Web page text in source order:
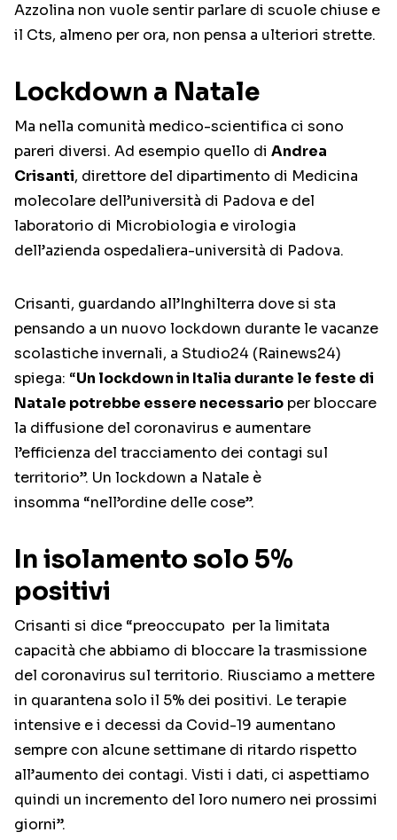
Azzolina non vuole sentir parlare di scuole chiuse e
il Cts, almeno per ora, non pensa a ulteriori strette.
Lockdown a Natale
Ma nella comunità medico-scientifica ci sono
pareri diversi. Ad esempio quello di Andrea
Crisanti, direttore del dipartimento di Medicina
molecolare dell’università di Padova e del
laboratorio di Microbiologia e virologia
dell’azienda ospedaliera-università di Padova.
Crisanti, guardando all’Inghilterra dove si sta
pensando a un nuovo lockdown durante le vacanze
scolastiche invernali, a Studio24 (Rainews24)
spiega: “Un lockdown in Italia durante le feste di
Natale potrebbe essere necessario per bloccare
la diffusione del coronavirus e aumentare
l’efficienza del tracciamento dei contagi sul
territorio”. Un lockdown a Natale è
insomma “nell’ordine delle cose”.
In isolamento solo 5%
positivi
Crisanti si dice “preoccupato per la limitata
capacità che abbiamo di bloccare la trasmissione
del coronavirus sul territorio. Riusciamo a mettere
in quarantena solo il 5% dei positivi. Le terapie
intensive e i decessi da Covid-19 aumentano
sempre con alcune settimane di ritardo rispetto
all’aumento dei contagi. Visti i dati, ci aspettiamo
quindi un incremento del loro numero nei prossimi
giorni”.